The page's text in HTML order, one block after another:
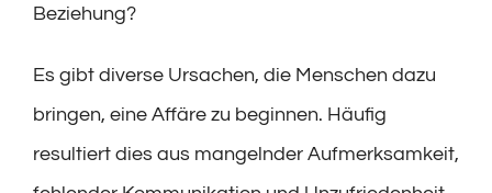
Beziehung?
Es gibt diverse Ursachen, die Menschen dazu
bringen, eine Affäre zu beginnen. Häufig
resultiert dies aus mangelnder Aufmerksamkeit,